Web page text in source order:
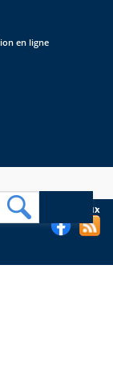
en ligne
les réseaux sociaux